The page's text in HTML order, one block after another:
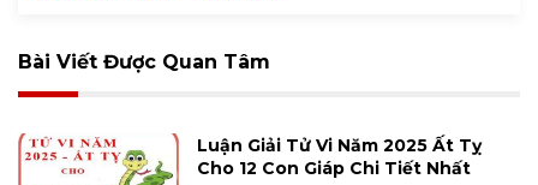
Bài Viết Được Quan Tâm
Luận Giải Tử Vi Năm 2025 Ất Tỵ
Cho 12 Con Giáp Chi Tiết Nhất